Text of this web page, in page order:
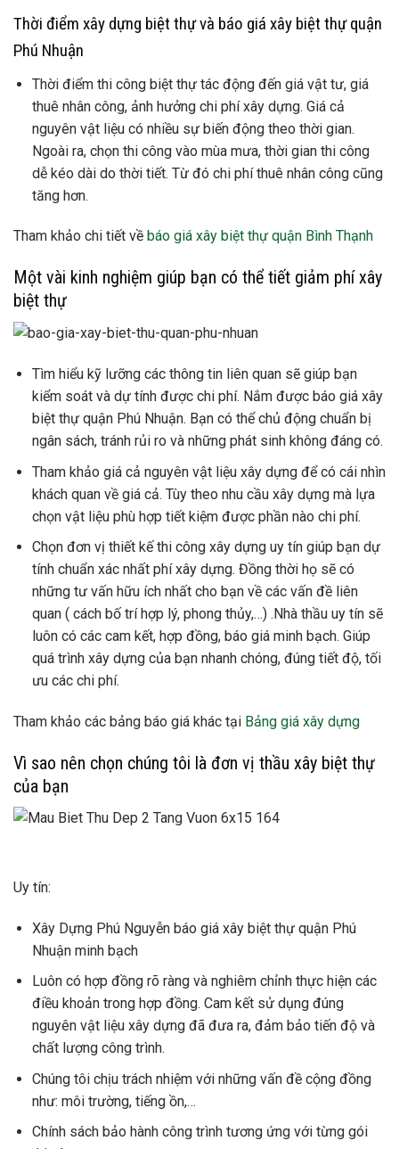
Thời điểm xây dựng biệt thự và báo giá xây biệt thự quận
Phú Nhuận
Thời điểm thi công biệt thự tác động đến giá vật tư, giá
thuê nhân công, ảnh hưởng chi phí xây dựng. Giá cả
nguyên vật liệu có nhiều sự biến động theo thời gian.
Ngoài ra, chọn thi công vào mùa mưa, thời gian thi công
dễ kéo dài do thời tiết. Từ đó chi phí thuê nhân công cũng
tăng hơn.
Tham khảo chi tiết về báo giá xây biệt thự quận Bình Thạnh
Một vài kinh nghiệm giúp bạn có thể tiết giảm phí xây
biệt thự
Tìm hiểu kỹ lưỡng các thông tin liên quan sẽ giúp bạn
kiểm soát và dự tính được chi phí. Nắm được báo giá xây
biệt thự quận Phú Nhuận. Bạn có thể chủ động chuẩn bị
ngân sách, tránh rủi ro và những phát sinh không đáng có.
Tham khảo giá cả nguyên vật liệu xây dựng để có cái nhìn
khách quan về giá cả. Tùy theo nhu cầu xây dựng mà lựa
chọn vật liệu phù hợp tiết kiệm được phần nào chi phí.
Chọn đơn vị thiết kế thi công xây dựng uy tín giúp bạn dự
tính chuẩn xác nhất phí xây dựng. Đồng thời họ sẽ có
những tư vấn hữu ích nhất cho bạn về các vấn đề liên
quan ( cách bố trí hợp lý, phong thủy,…) .Nhà thầu uy tín sẽ
luôn có các cam kết, hợp đồng, báo giá minh bạch. Giúp
quá trình xây dựng của bạn nhanh chóng, đúng tiết độ, tối
ưu các chi phí.
Tham khảo các bảng báo giá khác tại Bảng giá xây dựng
Vì sao nên chọn chúng tôi là đơn vị thầu xây biệt thự
của bạn
Uy tín:
Xây Dựng Phú Nguyễn báo giá xây biệt thự quận Phú
Nhuận minh bạch
Luôn có hợp đồng rõ ràng và nghiêm chỉnh thực hiện các
điều khoản trong hợp đồng. Cam kết sử dụng đúng
nguyên vật liệu xây dựng đã đưa ra, đảm bảo tiến độ và
chất lượng công trình.
Chúng tôi chịu trách nhiệm với những vấn đề cộng đồng
như: môi trường, tiếng ồn,…
Chính sách bảo hành công trình tương ứng với từng gói